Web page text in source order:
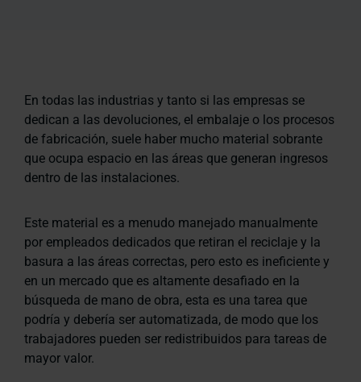
En todas las industrias y tanto si las empresas se
dedican a las devoluciones, el embalaje o los procesos
de fabricación, suele haber mucho material sobrante
que ocupa espacio en las áreas que generan ingresos
dentro de las instalaciones.
Este material es a menudo manejado manualmente
por empleados dedicados que retiran el reciclaje y la
basura a las áreas correctas, pero esto es ineficiente y
en un mercado que es altamente desafiado en la
búsqueda de mano de obra, esta es una tarea que
podría y debería ser automatizada, de modo que los
trabajadores pueden ser redistribuidos para tareas de
mayor valor.